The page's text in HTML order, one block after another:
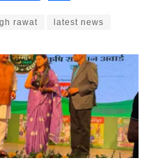
rawat latest news